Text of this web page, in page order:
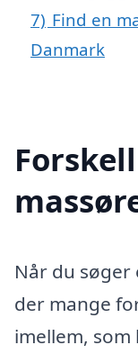
7) Find en
Danmark
Når du søger
der mange
imellem,